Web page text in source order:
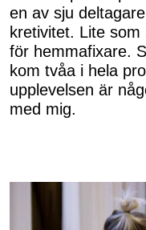
en av sju
kretivitet. Lite
för hemmafixare.
kom tvåa i hela
upplevelsen är
med mig.